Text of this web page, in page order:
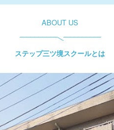
ABOUT US
ステップ三ツ境スクールとは